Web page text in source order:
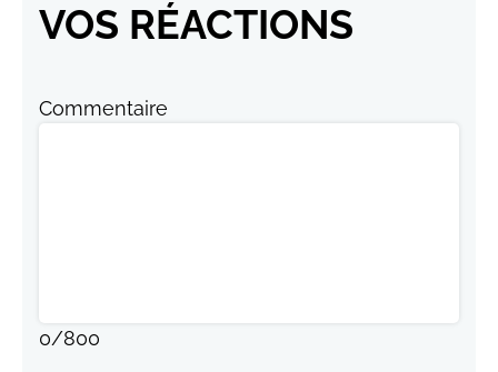
VOS RÉACTIONS
Commentaire
0/800